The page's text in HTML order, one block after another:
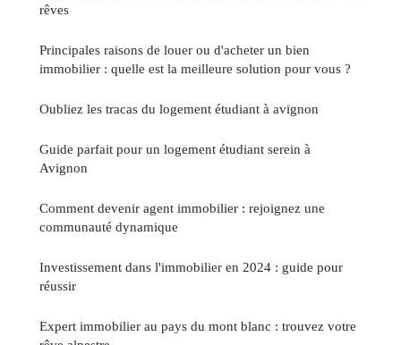
rêves
Principales raisons de louer ou d'acheter un bien
immobilier : quelle est la meilleure solution pour vous ?
Oubliez les tracas du logement étudiant à avignon
Guide parfait pour un logement étudiant serein à
Avignon
Comment devenir agent immobilier : rejoignez une
communauté dynamique
Investissement dans l'immobilier en 2024 : guide pour
réussir
Expert immobilier au pays du mont blanc : trouvez votre